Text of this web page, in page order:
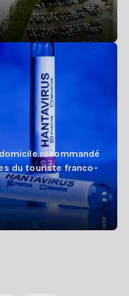
recommandé
du touriste franco-